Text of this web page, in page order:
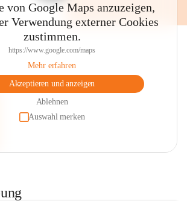
von Google Maps anzuzeigen,
Verwendung externer Cookies
zustimmen.
https://www.google.com/maps
Mehr erfahren
Akzeptieren und anzeigen
Ablehnen
Auswahl merken